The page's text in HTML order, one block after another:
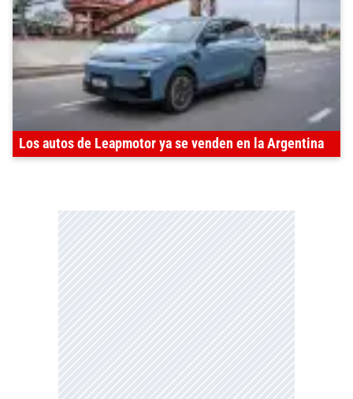
Los autos de Leapmotor ya se venden en la Argentina